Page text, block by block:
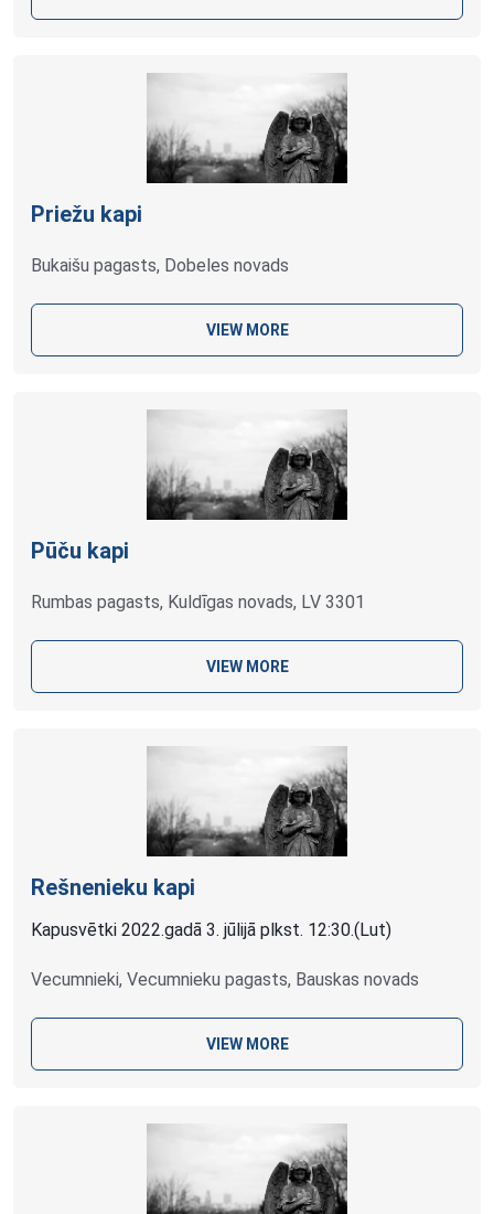
Priežu kapi
Bukaišu pagasts, Dobeles novads
VIEW MORE
Pūču kapi
Rumbas pagasts, Kuldīgas novads, LV 3301
VIEW MORE
Rešnenieku kapi
Kapusvētki 2022.gadā 3. jūlijā plkst. 12:30.(Lut)
Vecumnieki, Vecumnieku pagasts, Bauskas novads
VIEW MORE